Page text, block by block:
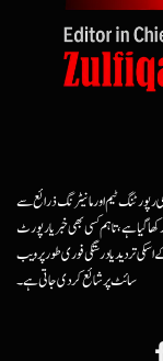
رپورٹنگ ٹیم اور مانیٹرنگ ذرائع سے
گیا ہے، تاہم کسی بھی خبر یا رپورٹ
تردید یا درستگی فوری طور پر ویب
سائٹ پر شائع کردی جاتی ہے۔